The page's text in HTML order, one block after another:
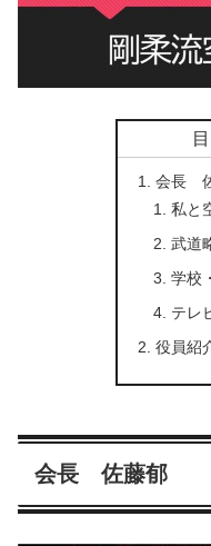
会長
私と
武道
学校
テレ
役員紹
会長 佐藤郁